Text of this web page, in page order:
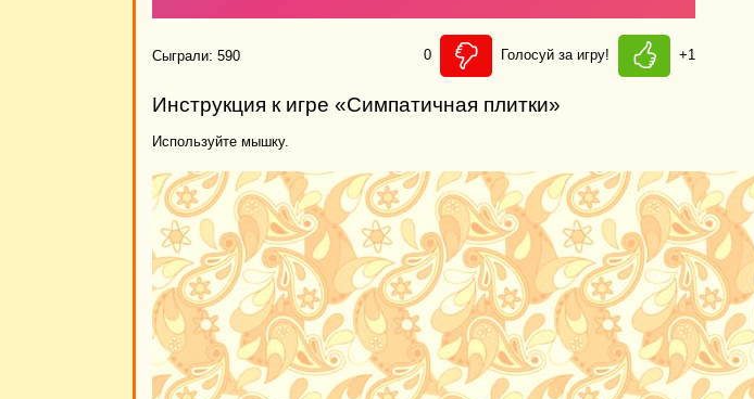
Сыграли: 590 0 Голосуй за игру! +1
Инструкция к игре «Симпатичная плитки»
Используйте мышку.